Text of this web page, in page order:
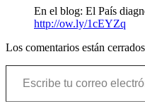
En el blog: El País
http://ow.ly/1cEYZq
Los comentarios están
Escribe tu correo electrónico…